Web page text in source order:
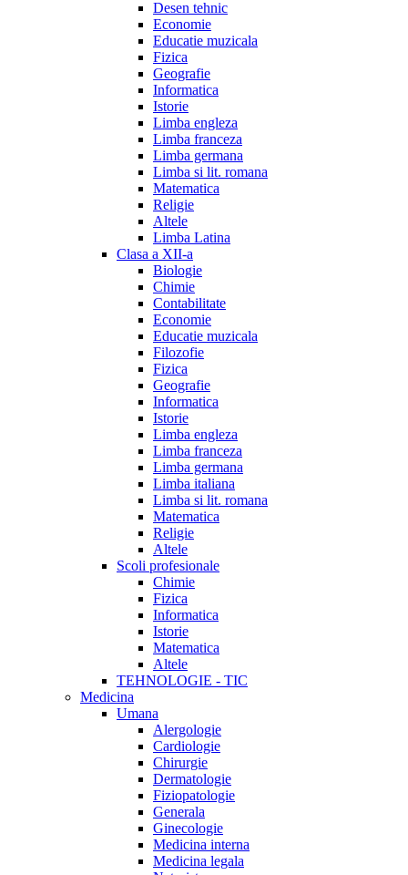
Desen tehnic
Economie
Educatie muzicala
Fizica
Geografie
Informatica
Istorie
Limba engleza
Limba franceza
Limba germana
Limba si lit. romana
Matematica
Religie
Altele
Limba Latina
Clasa a XII-a
Biologie
Chimie
Contabilitate
Economie
Educatie muzicala
Filozofie
Fizica
Geografie
Informatica
Istorie
Limba engleza
Limba franceza
Limba germana
Limba italiana
Limba si lit. romana
Matematica
Religie
Altele
Scoli profesionale
Chimie
Fizica
Informatica
Istorie
Matematica
Altele
TEHNOLOGIE - TIC
Medicina
Umana
Alergologie
Cardiologie
Chirurgie
Dermatologie
Fiziopatologie
Generala
Ginecologie
Medicina interna
Medicina legala